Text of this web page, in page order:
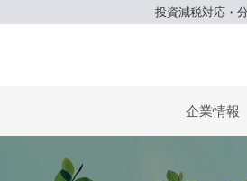
投資減税対応・
企業情報